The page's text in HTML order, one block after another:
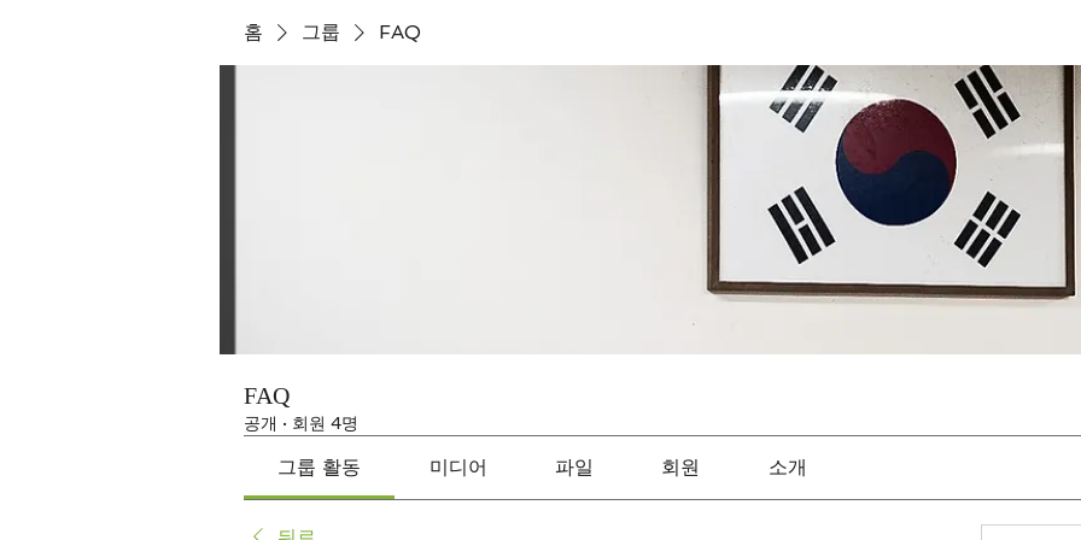
홈 그룹 FAQ
FAQ
공개 · 회원 4명
그룹 활동 미디어 파일 회원 소개